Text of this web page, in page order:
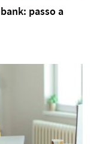
passo a